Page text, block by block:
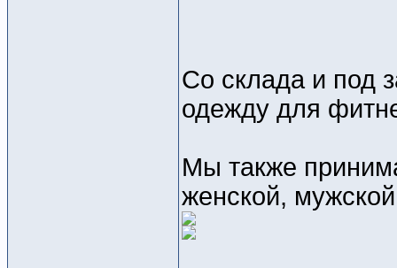
Со склада и под
одежду для
Мы также
женской,